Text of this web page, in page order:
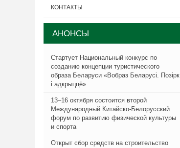
КОНТАКТЫ
АНОНСЫ
Стартует Национальный конкурс по
созданию концепции туристического
образа Беларуси «Вобраз Беларусi. Позiрк
i адкрыццё»
13–16 октября состоится второй
Международный Китайско-Белорусский
форум по развитию физической культуры
и спорта
Открыт сбор средств на строительство